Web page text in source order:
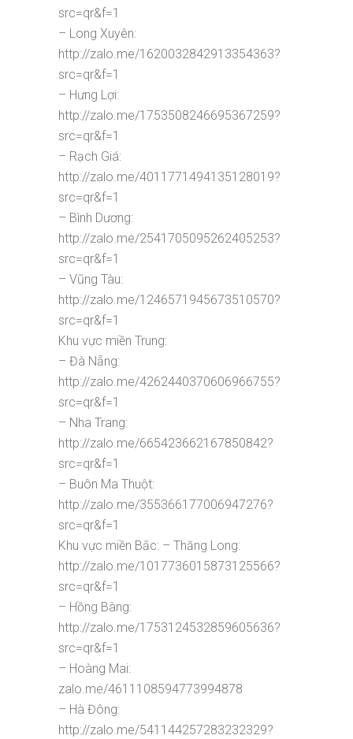
src=qr&f=1
– Long Xuyên:
http://zalo.me/1620032842913354363?
src=qr&f=1
– Hưng Lợi:
http://zalo.me/1753508246695367259?
src=qr&f=1
– Rạch Giá:
http://zalo.me/4011771494135128019?
src=qr&f=1
– Bình Dương:
http://zalo.me/2541705095262405253?
src=qr&f=1
– Vũng Tàu:
http://zalo.me/1246571945673510570?
src=qr&f=1
Khu vực miền Trung:
– Đà Nẵng:
http://zalo.me/4262440370606966755?
src=qr&f=1
– Nha Trang:
http://zalo.me/665423662167850842?
src=qr&f=1
– Buôn Ma Thuột:
http://zalo.me/355366177006947276?
src=qr&f=1
Khu vực miền Bắc: – Thăng Long:
http://zalo.me/1017736015873125566?
src=qr&f=1
– Hồng Bàng:
http://zalo.me/1753124532859605636?
src=qr&f=1
– Hoàng Mai:
zalo.me/4611108594773994878
– Hà Đông:
http://zalo.me/541144257283232329?